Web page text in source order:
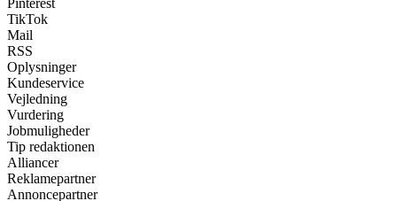
TikTok
Mail
RSS
Oplysninger
Kundeservice
Vejledning
Vurdering
Jobmuligheder
Tip redaktionen
Alliancer
Reklamepartner
Annoncepartner